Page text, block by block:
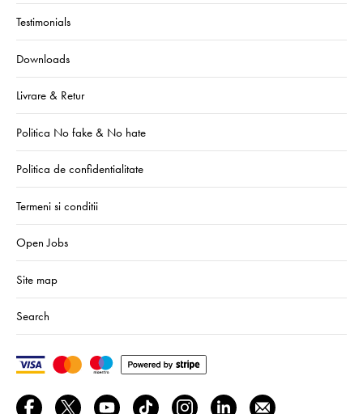
Testimonials
Downloads
Livrare & Retur
Politica No fake & No hate
Politica de confidentialitate
Termeni si conditii
Open Jobs
Site map
Search